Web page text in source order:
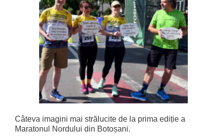
Câteva imagini mai strălucite de la prima ediție a
Maratonul Nordului din Botoșani.